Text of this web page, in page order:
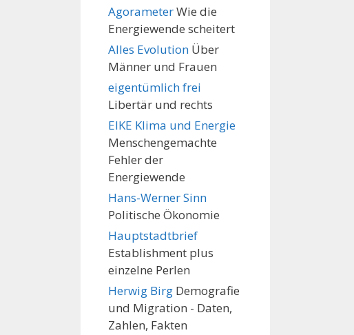
AgorameterWie die
Energiewende scheitert
Alles Evolution Über
Männer und Frauen
eigentümlich frei
Libertär und rechts
EIKE Klima und Energie
Menschengemachte
Fehler der
Energiewende
Hans-Werner Sinn
Politische Ökonomie
Hauptstadtbrief
Establishment plus
einzelne Perlen
Herwig Birg Demografie
und Migration - Daten,
Zahlen, Fakten